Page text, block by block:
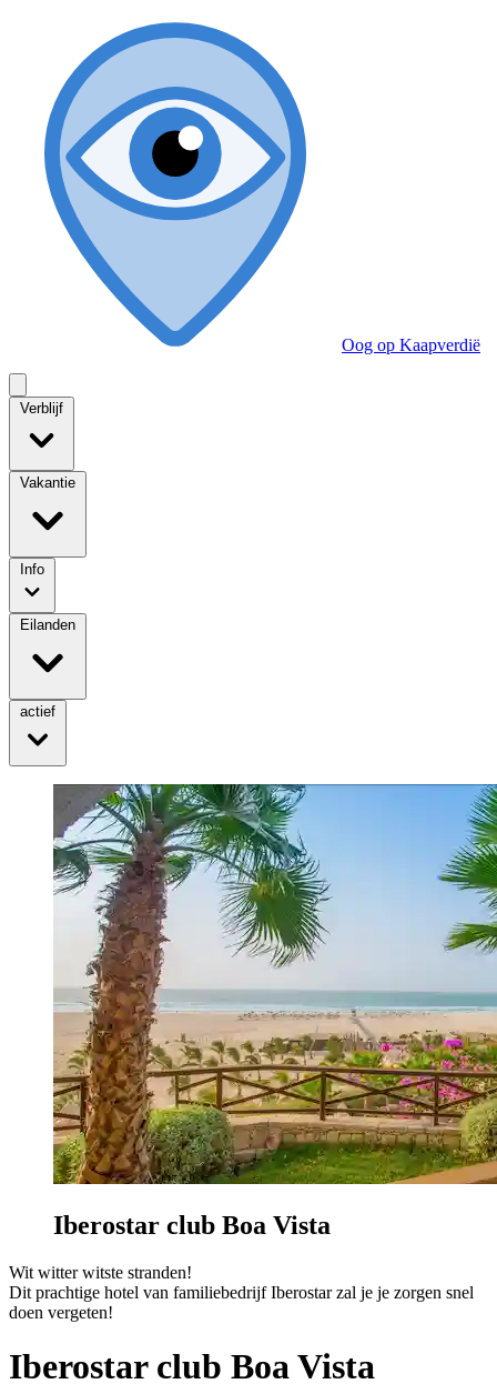
Oog op Kaapverdië
Verblijf
Vakantie
Info
Eilanden
actief
Iberostar club Boa Vista
Wit witter witste stranden!
Dit prachtige hotel van familiebedrijf Iberostar zal je je zorgen snel
doen vergeten!
Iberostar club Boa Vista